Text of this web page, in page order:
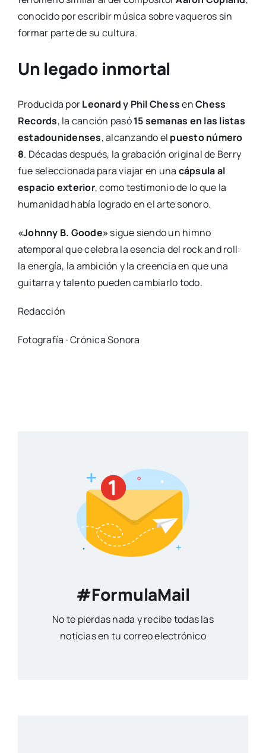
conocido por escribir música sobre vaqueros sin
formar parte de su cultura.
Un legado inmortal
Producida porLeonard y Phil ChessenChess
Records, la canción pasó15 semanas en las listas
estadounidenses, alcanzando el puesto número
8. Décadas después, la grabación original de Berry
fue seleccionada para viajar en una cápsula al
espacio exterior, como testimonio de lo que la
humanidad había logrado en el arte sonoro.
«Johnny B. Goode» sigue siendo un himno
atemporal que celebra la esencia del rock and roll:
la energía, la ambición y la creencia en que una
guitarra y talento pueden cambiarlo todo.
Redacción
Fotografía · Crónica Sonora
#FormulaMail
No te pierdas nada y recibe todas las
noticias en tu correo electrónico